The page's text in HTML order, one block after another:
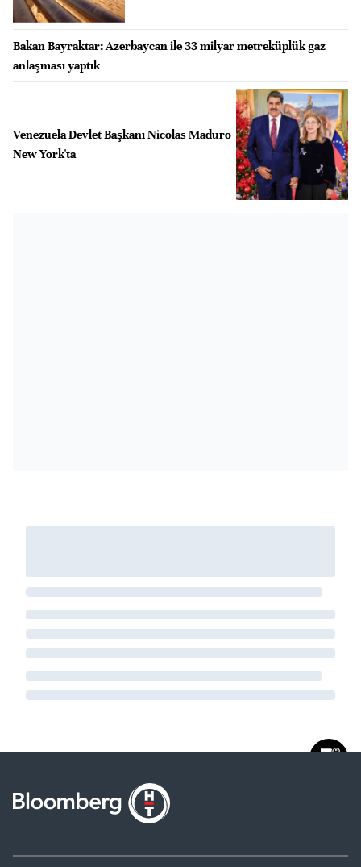
Bakan Bayraktar: Azerbaycan ile 33 milyar metreküplük gaz
anlaşması yaptık
Venezuela Devlet Başkanı Nicolas Maduro
New York'ta